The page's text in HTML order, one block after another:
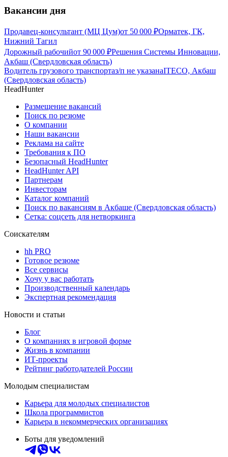
Вакансии дня
Продавец-консультант (МЦ Цум)от 50 000 ₽Орматек, ГК,
Нижний Тагил
Дорожный рабочийот 90 000 ₽Решения Системы Инновации,
Акбаш (Свердловская область)
Водитель грузового транспортаз/п не указанаITECO, Акбаш
(Свердловская область)
HeadHunter
Размещение вакансий
Поиск по резюме
О компании
Наши вакансии
Реклама на сайте
Требования к ПО
Безопасный HeadHunter
HeadHunter API
Партнерам
Инвесторам
Каталог компаний
Поиск по вакансиям в Акбаше (Свердловская область)
Сетка: соцсеть для нетворкинга
Соискателям
hh PRO
Готовое резюме
Все сервисы
Хочу у вас работать
Производственный календарь
Экспертная рекомендация
Новости и статьи
Блог
О компаниях в игровой форме
Жизнь в компании
ИТ-проекты
Рейтинг работодателей России
Молодым специалистам
Карьера для молодых специалистов
Школа программистов
Карьера в некоммерческих организациях
Боты для уведомлений